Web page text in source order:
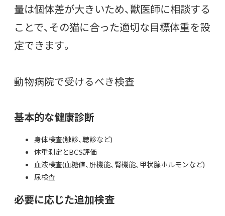
量は個体差が大きいため、獣医師に相談する
ことで、その猫に合った適切な目標体重を設
定できます。
動物病院で受けるべき検査
基本的な健康診断
身体検査(触診、聴診など)
体重測定とBCS評価
血液検査(血糖値、肝機能、腎機能、甲状腺ホルモンなど)
尿検査
必要に応じた追加検査